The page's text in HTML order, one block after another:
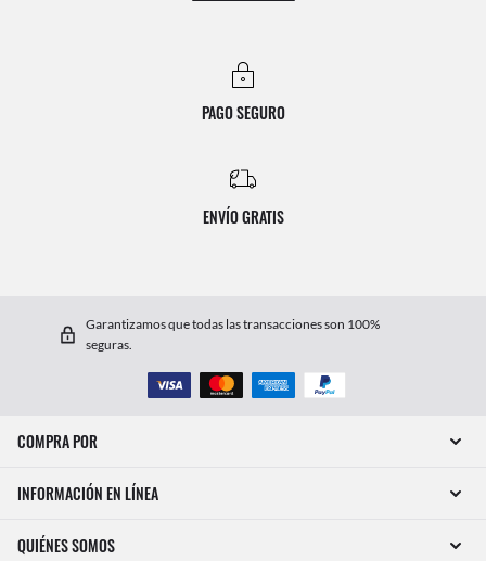
PAGO SEGURO
ENVÍO GRATIS
Garantizamos que todas las transacciones son 100%
seguras.
COMPRA POR
INFORMACIÓN EN LÍNEA
QUIÉNES SOMOS